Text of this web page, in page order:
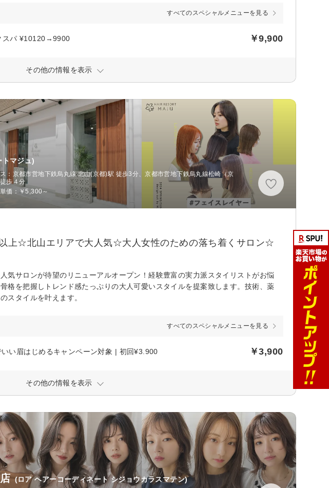
すべてのスペシャルメニューを見る
パ ¥10120→9900 ￥9,900
その他の情報を表示
トマジュ)
：京都市営地下鉄烏丸線 北山(京都)駅 徒歩3分、京都市営地下鉄烏丸線松崎（京
歩４分
価： ￥5,300～
上☆北山エリアで大人気☆大人女性のための落ち着くサロン☆
気サロンが待望のリニューアルオープン！経験豊富の実力派スタイリストがお悩
格を把握しトレンド感たっぷりの大人可愛いスタイルを提案致します。技術、薬
スタイルを叶えます。
すべてのスペシャルメニューを見る
いい眉はじめるキャンペーン対象 | 初回¥3.900 ￥3,900
その他の情報を表示
(ロア ヘアーコーディネート シジョウカラスマテン)